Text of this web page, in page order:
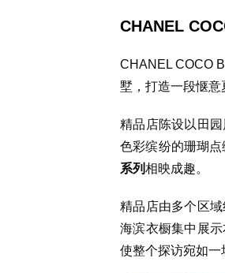
CHANEL
CHANEL COCO
墅， 打造一段惬意
精品店陈设以田
色彩缤纷的珊瑚
系列相映成趣。
精品店由多个区
海滨衣橱集中展
使整个探访宛如一